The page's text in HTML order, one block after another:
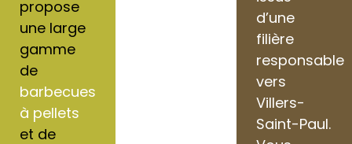
propose
une large
gamme
de
barbecues
à pellets
et de
d’une
filière
responsable
vers
Villers-
Saint-Paul.